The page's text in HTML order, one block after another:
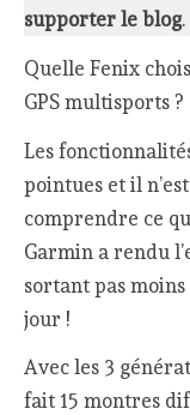
supporter le blog.
Quelle Fenix
GPS multisports ?
Les
pointues et il
comprendre ce
Garmin a rendu
sortant pas
jour !
Avec les 3
fait 15 montres